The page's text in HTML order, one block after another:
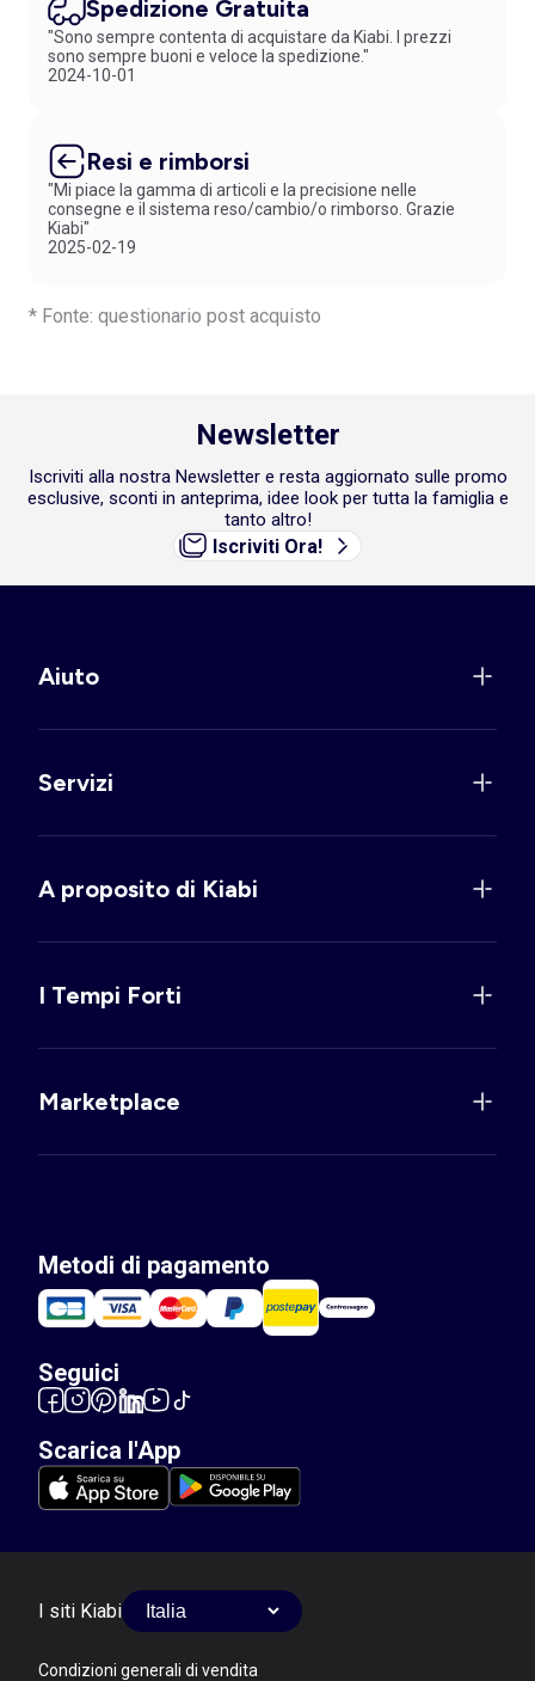
Spedizione Gratuita
"Sono sempre contenta di acquistare da Kiabi. I prezzi
sono sempre buoni e veloce la spedizione."
2024-10-01
Resi e rimborsi
"Mi piace la gamma di articoli e la precisione nelle
consegne e il sistema reso/cambio/o rimborso. Grazie
Kiabi"
2025-02-19
* Fonte: questionario post acquisto
Newsletter
Iscriviti alla nostra Newsletter e resta aggiornato sulle promo
esclusive, sconti in anteprima, idee look per tutta la famiglia e
tanto altro!
Iscriviti Ora!
Aiuto
Servizi
A proposito di Kiabi
I Tempi Forti
Marketplace
Metodi di pagamento
Seguici
Scarica l'App
I siti Kiabi
Condizioni generali di vendita